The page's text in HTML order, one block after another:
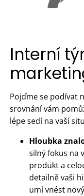
Interní
Pojďme se podívat
srovnání vám
lépe sedí na vaší
Hloubka
silný fokus na
produkt a
detailně vaši
umí vnést